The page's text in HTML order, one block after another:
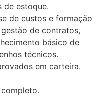
de estoque.
de custos e formação
de contratos,
básico de
técnicos.
em carteira.